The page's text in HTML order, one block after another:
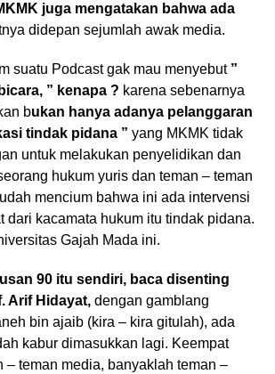
juga mengatakan bahwa ada
didepan sejumlah awak media.
suatu Podcast gak mau menyebut ”
” kenapa ? karena sebenarnya
bukan hanya adanya pelanggaran
tindak pidana ” yang MKMK tidak
untuk melakukan penyelidikan dan
hukum yuris dan teman – teman
mencium bahwa ini ada intervensi
dari kacamata hukum itu tindak pidana.
Gajah Mada ini.
90 itu sendiri, baca disenting
Arif Hidayat,dengan gamblang
bin ajaib (kira – kira gitulah), ada
kabur dimasukkan lagi. Keempat
– teman media, banyaklah teman –